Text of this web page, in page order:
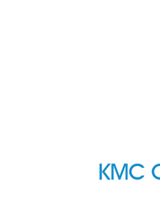
KMC